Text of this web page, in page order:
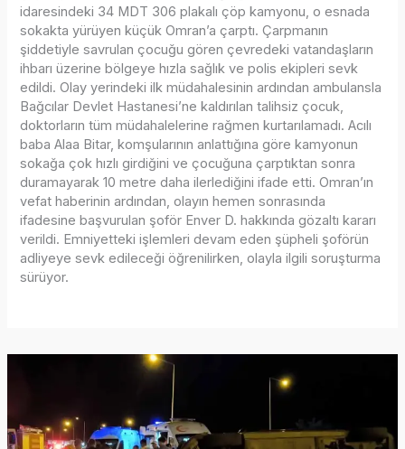
idaresindeki 34 MDT 306 plakalı çöp kamyonu, o esnada
sokakta yürüyen küçük Omran’a çarptı. Çarpmanın
şiddetiyle savrulan çocuğu gören çevredeki vatandaşların
ihbarı üzerine bölgeye hızla sağlık ve polis ekipleri sevk
edildi. Olay yerindeki ilk müdahalesinin ardından ambulansla
Bağcılar Devlet Hastanesi’ne kaldırılan talihsiz çocuk,
doktorların tüm müdahalelerine rağmen kurtarılamadı. Acılı
baba Alaa Bitar, komşularının anlattığına göre kamyonun
sokağa çok hızlı girdiğini ve çocuğuna çarptıktan sonra
duramayarak 10 metre daha ilerlediğini ifade etti. Omran’ın
vefat haberinin ardından, olayın hemen sonrasında
ifadesine başvurulan şoför Enver D. hakkında gözaltı kararı
verildi. Emniyetteki işlemleri devam eden şüpheli şoförün
adliyeye sevk edileceği öğrenilirken, olayla ilgili soruşturma
sürüyor.